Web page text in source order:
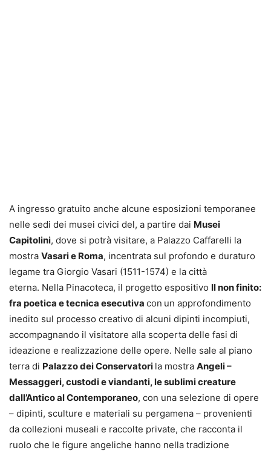
A ingresso gratuito anche alcune esposizioni temporanee
nelle sedi dei musei civici del, a partire dai Musei
Capitolini, dove si potrà visitare, a Palazzo Caffarelli la
mostra Vasari e Roma, incentrata sul profondo e duraturo
legame tra Giorgio Vasari (1511-1574) e la città
eterna. Nella Pinacoteca, il progetto espositivo Il non finito:
fra poetica e tecnica esecutiva con un approfondimento
inedito sul processo creativo di alcuni dipinti incompiuti,
accompagnando il visitatore alla scoperta delle fasi di
ideazione e realizzazione delle opere. Nelle sale al piano
terra di Palazzo dei Conservatori la mostra Angeli –
Messaggeri, custodi e viandanti, le sublimi creature
dall’Antico al Contemporaneo, con una selezione di opere
– dipinti, sculture e materiali su pergamena – provenienti
da collezioni museali e raccolte private, che racconta il
ruolo che le figure angeliche hanno nella tradizione